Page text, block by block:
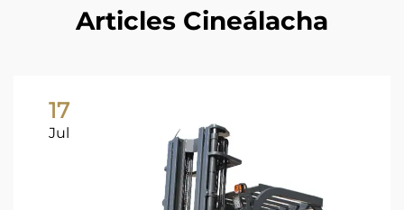
Articles Cineálacha
17
Jul